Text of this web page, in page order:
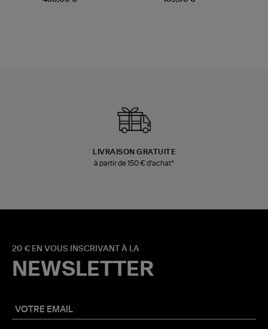
LIVRAISON GRATUITE
à partir de 150 € d'achat*
20 € EN VOUS INSCRIVANT À LA
NEWSLETTER